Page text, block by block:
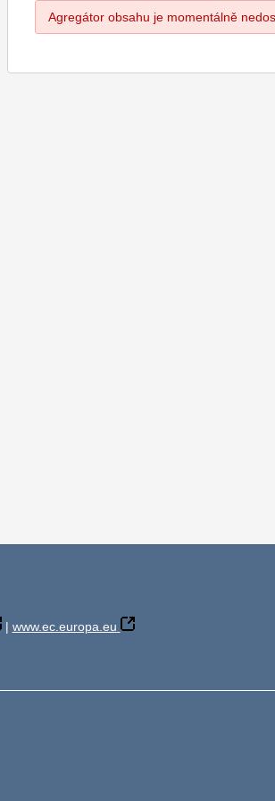
Agregátor obsahu je momentálně
| www.ec.europa.eu